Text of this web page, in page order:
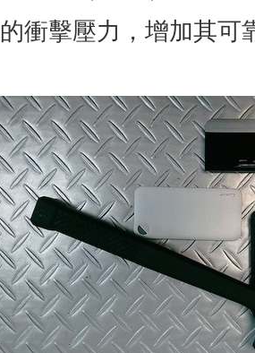
衝擊壓力，增加其可